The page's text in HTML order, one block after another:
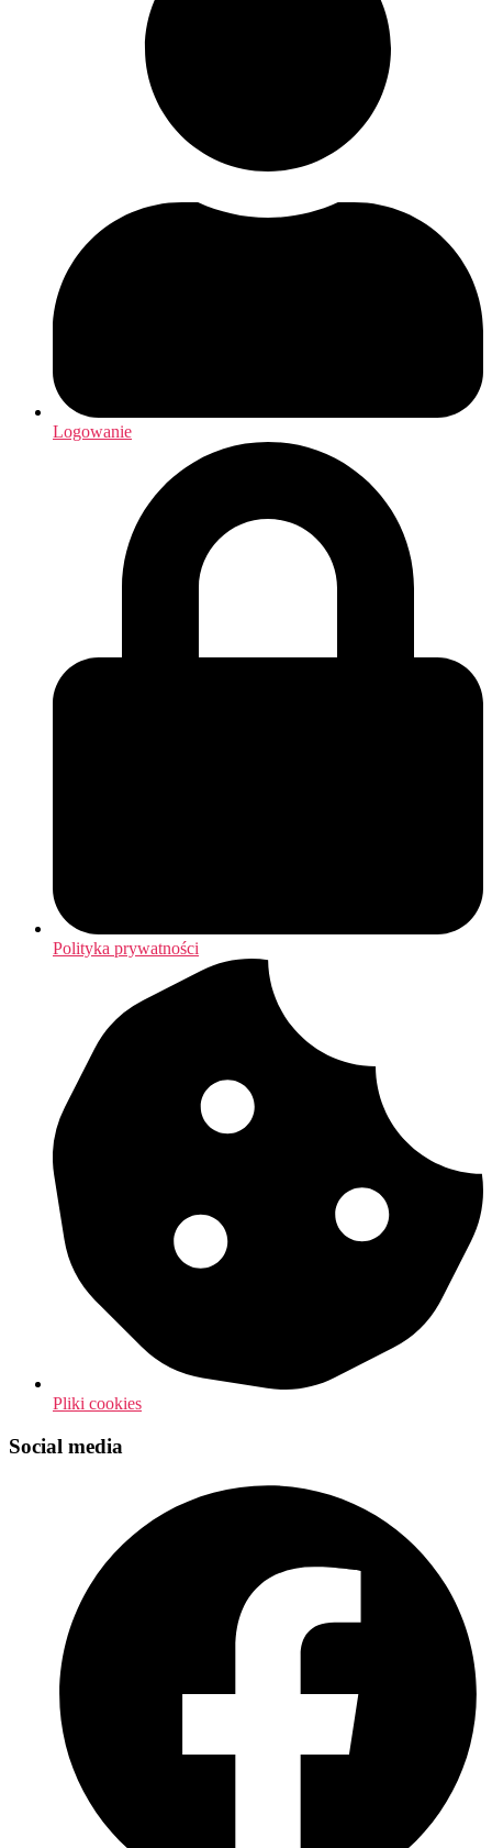
Logowanie
Polityka prywatności
Pliki cookies
Social media